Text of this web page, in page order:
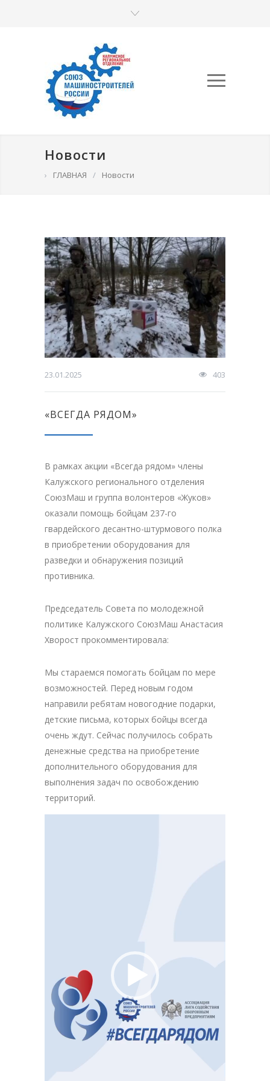
Новости
› ГЛАВНАЯ / Новости
23.01.2025 403
«ВСЕГДА РЯДОМ»
В рамках акции «Всегда рядом» члены
Калужского регионального отделения
СоюзМаш и группа волонтеров «Жуков»
оказали помощь бойцам 237-го
гвардейского десантно-штурмового полка
в приобретении оборудования для
разведки и обнаружения позиций
противника.
Председатель Совета по молодежной
политике Калужского СоюзМаш Анастасия
Хворост прокомментировала:
Мы стараемся помогать бойцам по мере
возможностей. Перед новым годом
направили ребятам новогодние подарки,
детские письма, которых бойцы всегда
очень ждут. Сейчас получилось собрать
денежные средства на приобретение
дополнительного оборудования для
выполнения задач по освобождению
территорий.
Видеоплеер